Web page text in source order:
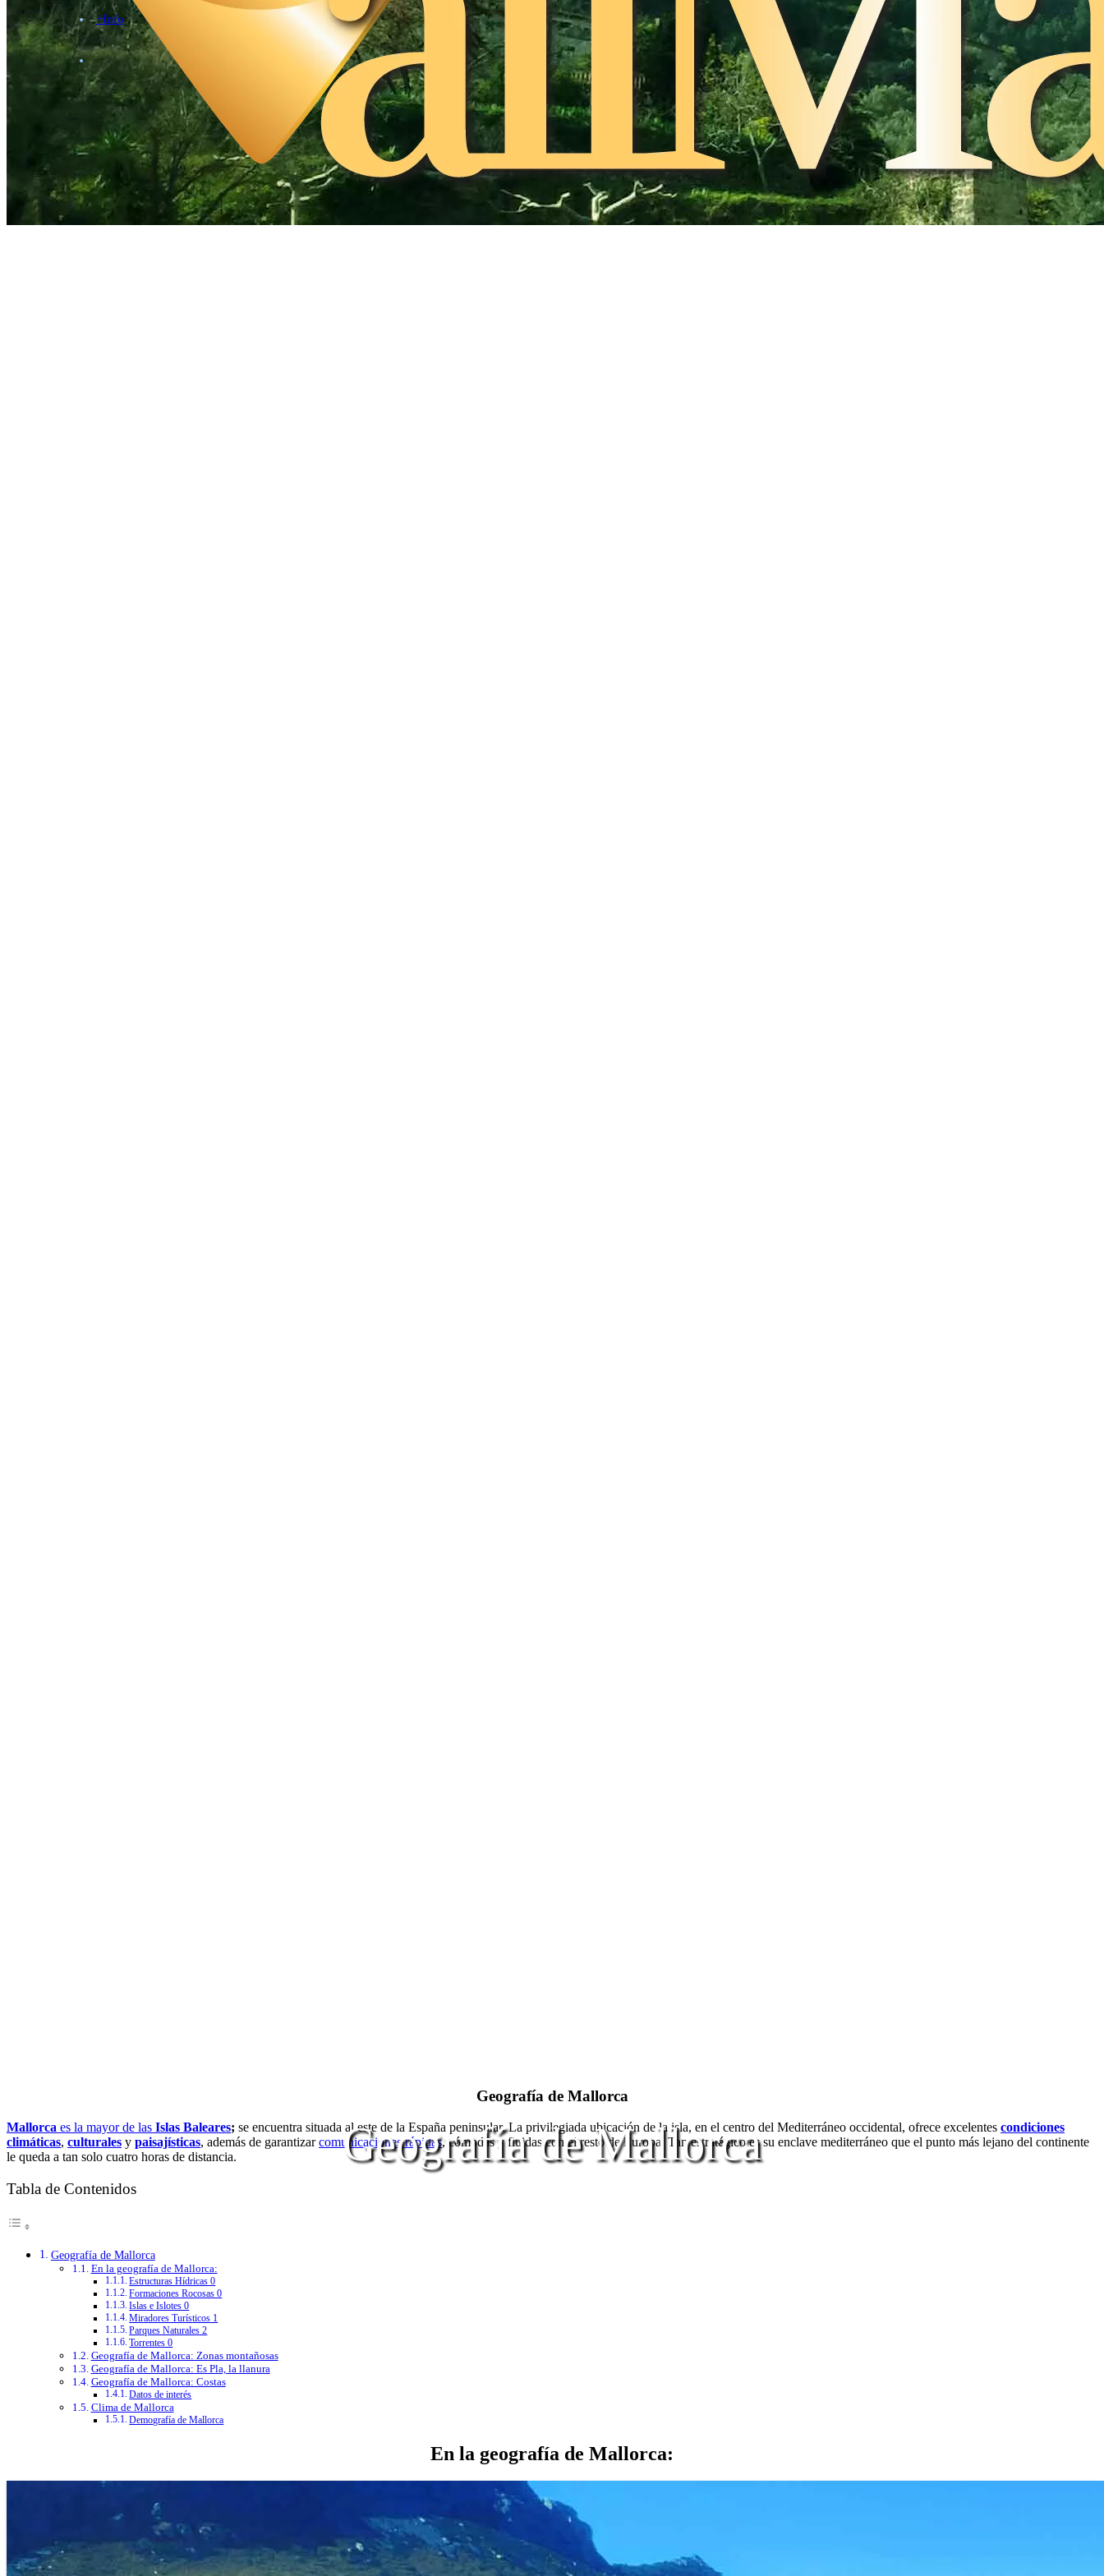
+Info
Geografía de Mallorca
Geografía de Mallorca
Mallorca es la mayor de las Islas Baleares; se encuentra situada al este de la España peninsular. La privilegiada ubicación de la isla, en el centro del Mediterráneo occidental, ofrece excelentes condiciones
climáticas, culturales y paisajísticas, además de garantizarcomunicaciones rápidas, cómodas y fluidas con el resto de Europa. Tan estratégico es su enclave mediterráneo que el punto más lejano del continente
le queda a tan solo cuatro horas de distancia.
Tabla de Contenidos
Geografía de Mallorca
En la geografía de Mallorca:
Estructuras Hídricas 0
Formaciones Rocosas 0
Islas e Islotes 0
Miradores Turísticos 1
Parques Naturales 2
Torrentes 0
Geografía de Mallorca: Zonas montañosas
Geografía de Mallorca: Es Pla, la llanura
Geografía de Mallorca: Costas
Datos de interés
Clima de Mallorca
Demografía de Mallorca
En la geografía de Mallorca: